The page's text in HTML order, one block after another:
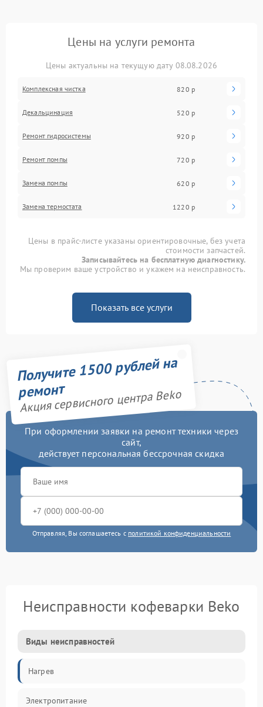
Цены на услуги ремонта
Цены актуальны на текущую дату 08.08.2026
Комплексная чистка 820 р
Декальцинация 520 р
Ремонт гидросистемы 920 р
Ремонт помпы 720 р
Замена помпы 620 р
Замена термостата 1220 р
Цены в прайс-листе указаны ориентировочные, без учета
стоимости запчастей.
Записывайтесь на бесплатную диагностику.
Мы проверим ваше устройство и укажем на неисправность.
Показать все услуги
Получите 1500 рублей на
ремонт
Акция сервисного центра Beko
При оформлении заявки на ремонт техники через
сайт,
действует персональная бессрочная скидка
Отправляя, Вы соглашаетесь с политикой конфиденциальности
Неисправности кофеварки Beko
Виды неисправностей
Нагрев
Электропитание